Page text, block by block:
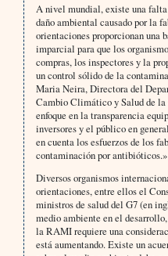
A nivel mundial, existe una
daño ambiental causado por la
orientaciones proporcionan una
imparcial para que los
compras, los inspectores y la
un control sólido de la
Maria Neira, Directora del
Cambio Climático y Salud de
enfoque en la transparencia
inversores y el público en
en cuenta los esfuerzos de los
contaminación por antibióticos.»
Diversos organismos
orientaciones, entre ellos el
ministros de salud del G7 (en
medio ambiente en el
la RAMI requiere una
está aumentando. Existe un